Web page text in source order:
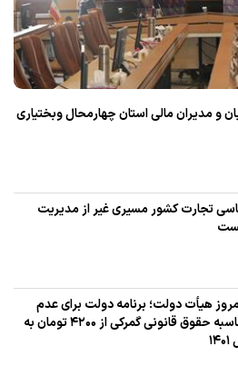
مدیران مالی استان چهارمحال وبختیاری
تجارت كشور مسیری غیر از مدیریت
هیأت دولت؛ برنامه دولت برای عدم
اجرای افزایش نرخ ارز مبنای محاسبه حقوق قانونی گمركی از ۴۲۰۰ تومان به